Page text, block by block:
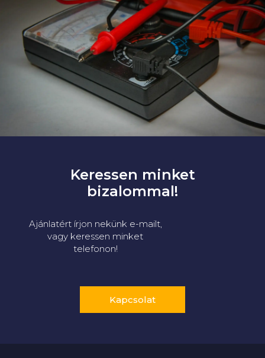
Keressen minket
bizalommal!
Ajánlatért írjon nekünk e-mailt,
vagy keressen minket
telefonon!
Kapcsolat